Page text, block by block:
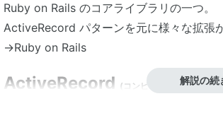
Ruby on Rails のコアライブラリの一つ。
ActiveRecord パターンを元に様々な拡張
→Ruby on Rails
ActiveRecord ( コンピュータ 【あくて
解説の続